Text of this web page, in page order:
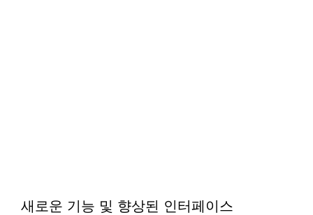
새로운 기능 및 향상된 인터페이스